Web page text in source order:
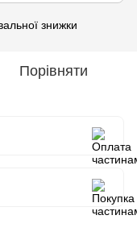
знижки
Порівняти